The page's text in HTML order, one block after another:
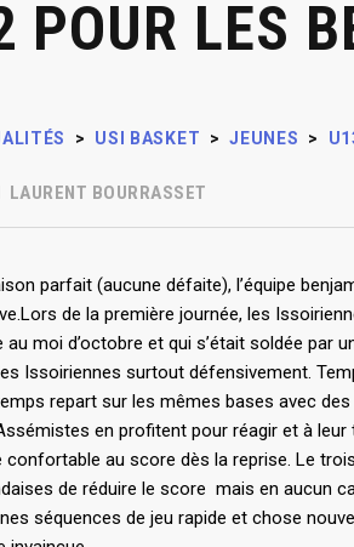
POUR LES
> USI BASKET > JEUNES >
LAURENT BOURRASSET
parfait (aucune défaite), l’équipe
de la première journée, les
au moi d’octobre et qui s’était soldée
Issoiriennes surtout défensivement.
repart sur les mêmes bases avec
en profitent pour réagir et à
confortable au score dès la reprise. Le
de réduire le score mais en aucun
séquences de jeu rapide et chose